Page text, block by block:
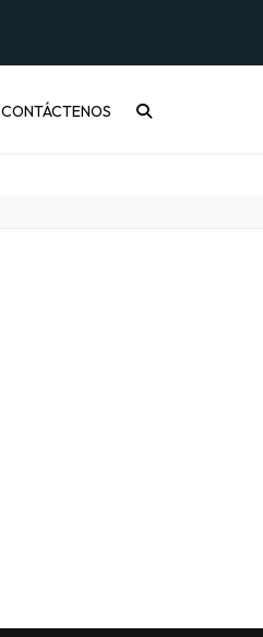
CONTÁCTENOS